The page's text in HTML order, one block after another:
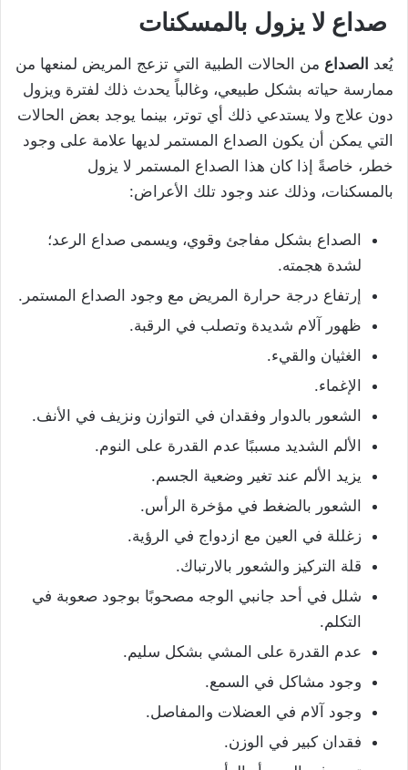
صداع لا يزول بالمسكنات
يُعد الصداع من الحالات الطبية التي تزعج المريض لمنعها من
ممارسة حياته بشكل طبيعي، وغالباً يحدث ذلك لفترة ويزول
دون علاج ولا يستدعي ذلك أي توتر، بينما يوجد بعض الحالات
التي يمكن أن يكون الصداع المستمر لديها علامة على وجود
خطر، خاصةً إذا كان هذا الصداع المستمر لا يزول
بالمسكنات، وذلك عند وجود تلك الأعراض:
الصداع بشكل مفاجئ وقوي، ويسمى صداع الرعد؛
لشدة هجمته.
إرتفاع درجة حرارة المريض مع وجود الصداع المستمر.
ظهور آلام شديدة وتصلب في الرقبة.
الغثيان والقيء.
الإغماء.
الشعور بالدوار وفقدان في التوازن ونزيف في الأنف.
الألم الشديد مسببًا عدم القدرة على النوم.
يزيد الألم عند تغير وضعية الجسم.
الشعور بالضغط في مؤخرة الرأس.
زغللة في العين مع ازدواج في الرؤية.
قلة التركيز والشعور بالارتباك.
شلل في أحد جانبي الوجه مصحوبًا بوجود صعوبة في
التكلم.
عدم القدرة على المشي بشكل سليم.
وجود مشاكل في السمع.
وجود آلام في العضلات والمفاصل.
فقدان كبير في الوزن.